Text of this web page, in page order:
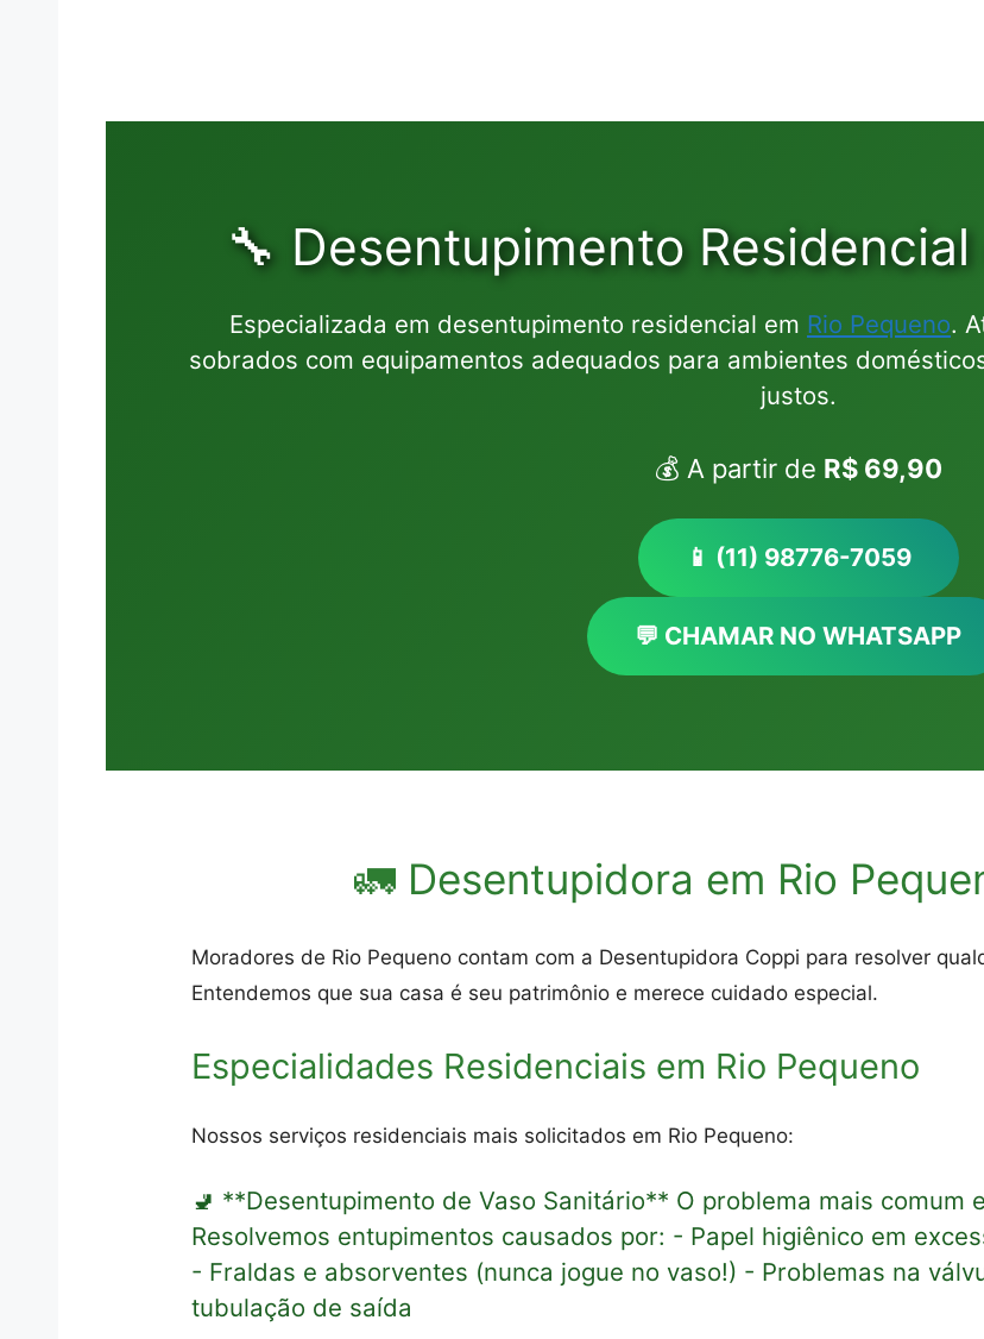
🔧 Desentupimento
Especializada em desentupimento residencial em Rio Pequeno.
sobrados com equipamentos adequados para ambientes
justos.
💰 A partir de R$ 69,90
📱 (11) 98776-7059
💬 CHAMAR NO WHATSAPP
🚛 Desentupidora em Rio
Moradores de Rio Pequeno contam com a Desentupidora Coppi para resolver
Entendemos que sua casa é seu patrimônio e merece cuidado especial.
Especialidades Residenciais em Rio Pequeno
Nossos serviços residenciais mais solicitados em Rio Pequeno:
🚽 **Desentupimento de Vaso Sanitário** O problema mais comum
Resolvemos entupimentos causados por: - Papel higiênico em
- Fraldas e absorventes (nunca jogue no vaso!) - Problemas na
tubulação de saída